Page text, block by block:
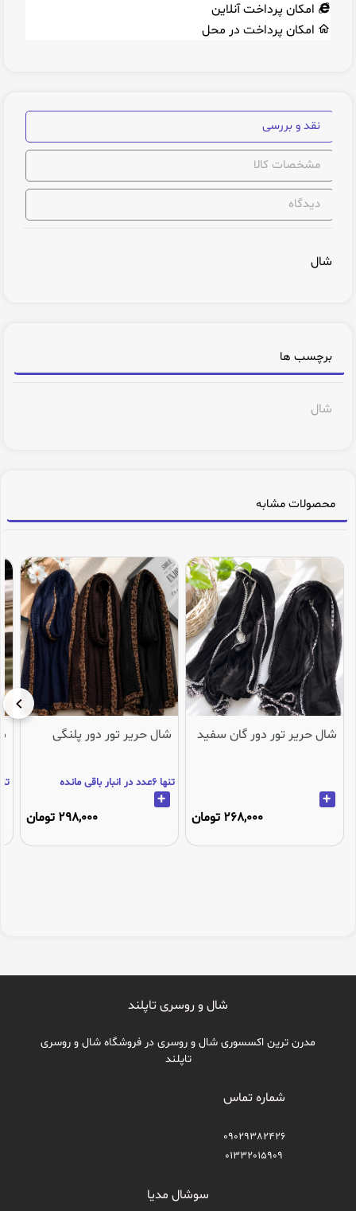
امکان پرداخت آنلاین
امکان پرداخت در محل
نقد و بررسی
مشخصات کالا
دیدگاه
شال
برچسب ها
شال
محصولات مشابه
شال حریر تور دور گان سفید
+
268,000 تومان
شال حریر تور دور پلنگی
تنها 6عدد در انبار باقی مانده
+
298,000 تومان
تنها 1عدد
شال و روسری تاپلند
مدرن ترین اکسسوری شال و روسری در فروشگاه شال و روسری
تاپلند
شماره تماس
09029382426
01332015909
سوشال مدیا